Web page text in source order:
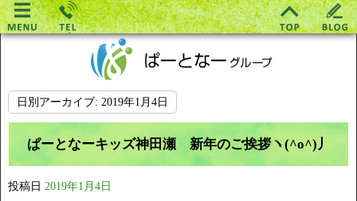
日別アーカイブ: 2019年1月4日
ぱーとなーキッズ神田瀬 新年のご挨拶ヽ(^o^)丿
投稿日 2019年1月4日